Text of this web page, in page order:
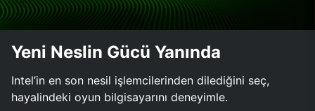
Yeni Neslin Gücü Yanında
Intel’in en son nesil işlemcilerinden dilediğini seç,
hayalindeki oyun bilgisayarını deneyimle.